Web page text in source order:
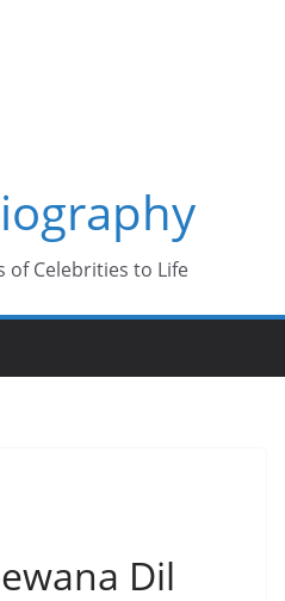
of Celebrities to Life
Dil